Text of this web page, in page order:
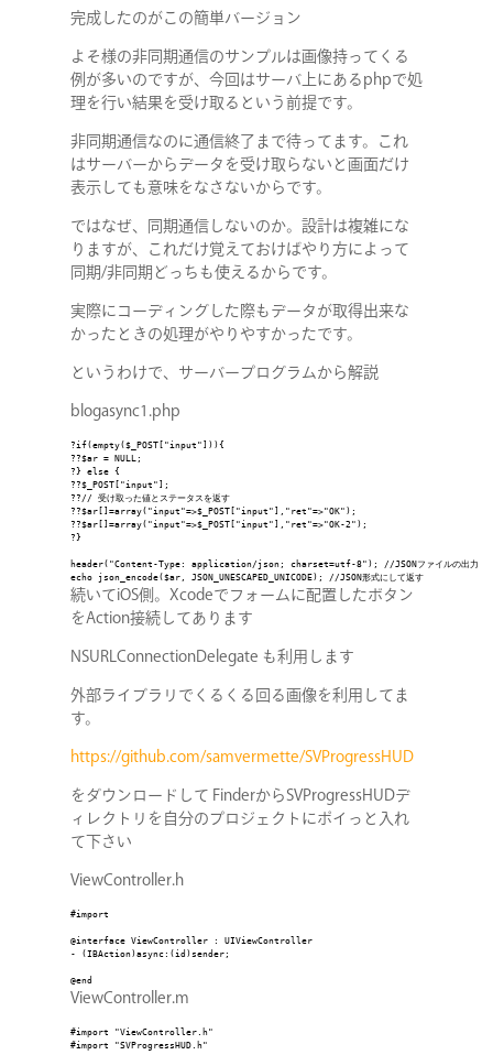
完成したのがこの簡単バージョン
よそ様の非同期通信のサンプルは画像持ってくる
例が多いのですが、今回はサーバ上にあるphpで処
理を行い結果を受け取るという前提です。
非同期通信なのに通信終了まで待ってます。これ
はサーバーからデータを受け取らないと画面だけ
表示しても意味をなさないからです。
ではなぜ、同期通信しないのか。設計は複雑にな
りますが、これだけ覚えておけばやり方によって
同期/非同期どっちも使えるからです。
実際にコーディングした際もデータが取得出来な
かったときの処理がやりやすかったです。
というわけで、サーバープログラムから解説
blogasync1.php
?if(empty($_POST["input"])){
??$ar = NULL;
?} else {
??$_POST["input"];
??// 受け取った値とステータスを返す
??$ar[]=array("input"=>$_POST["input"],"ret"=>"OK");
??$ar[]=array("input"=>$_POST["input"],"ret"=>"OK-2");
?}
header("Content-Type: application/json; charset=utf-8"); //JSONファイルの出力
echo json_encode($ar, JSON_UNESCAPED_UNICODE); //JSON形式にして返す
続いてiOS側。Xcodeでフォームに配置したボタン
をAction接続してあります
NSURLConnectionDelegate も利用します
外部ライブラリでくるくる回る画像を利用してま
す。
https://github.com/samvermette/SVProgressHUD
をダウンロードして FinderからSVProgressHUDデ
ィレクトリを自分のプロジェクトにポイっと入れ
て下さい
ViewController.h
#import
@interface ViewController : UIViewController
- (IBAction)async:(id)sender;
ViewController.m
#import "ViewController.h"
#import "SVProgressHUD.h"